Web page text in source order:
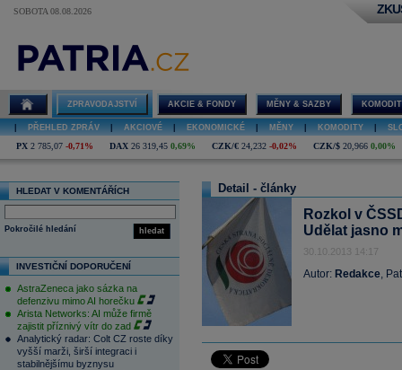
SOBOTA 08.08.2026
ZPRAVODAJSTVÍ AKCIE & FONDY MĚNY & SAZBY
PŘEHLED ZPRÁV AKCIOVÉ EKONOMICKÉ MĚNY KOMODITY
PX 2 785,07 -0,71% DAX 26 319,45 0,69% CZK/€ 24,232 -0,02% CZK/$ 20,966 0,00%
HLEDAT V KOMENTÁŘÍCH
hledat
Pokročilé hledání
INVESTIČNÍ DOPORUČENÍ
AstraZeneca jako sázka na
defenzivu mimo AI horečku
Arista Networks: AI může firmě
zajistit příznivý vítr do zad
Analytický radar: Colt CZ roste díky
vyšší marži, širší integraci i
stabilnějšímu byznysu
Detail - články
Rozkol v
Udělat jasno
30.10.2013 14:17
Autor: Redakce,